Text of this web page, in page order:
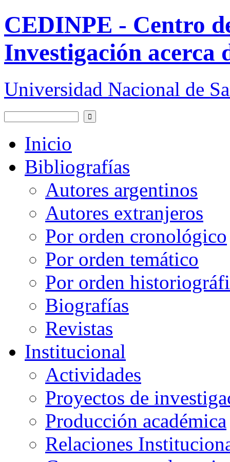
Pasar al contenido principal
CEDINPE - Centro
Investigación acerca
Universidad Nacional de
Formulario de búsqueda
Inicio
Bibliografías
Autores argentinos
Autores extranjeros
Por orden cronológico
Por orden temático
Por orden
Biografías
Revistas
Institucional
Actividades
Proyectos de
Producción académica
Relaciones